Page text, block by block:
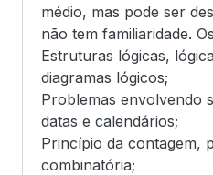
médio, mas pode ser
não tem familiaridade.
Estruturas lógicas,
diagramas lógicos;
Problemas envolvendo
datas e calendários;
Princípio da contagem,
combinatória;